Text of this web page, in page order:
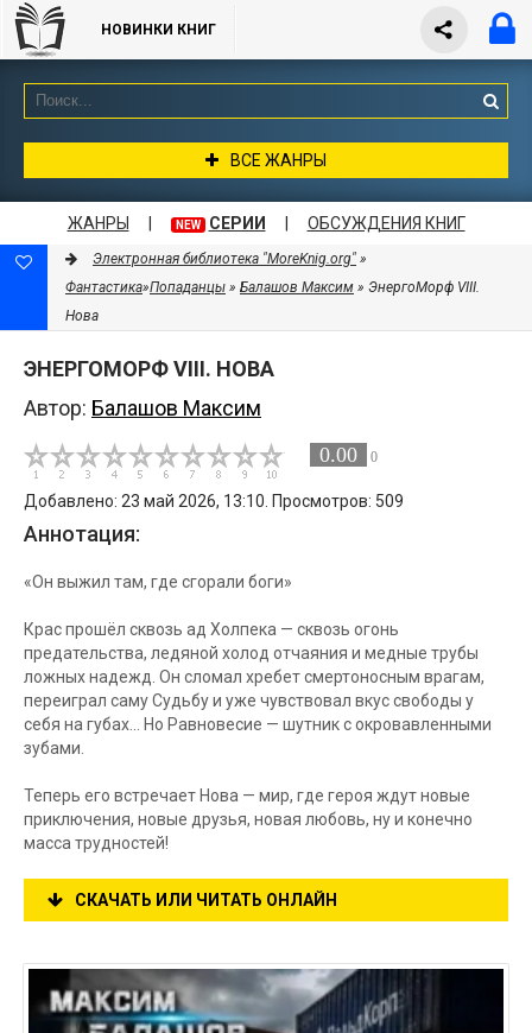
НОВИНКИ КНИГ
ВСЕ ЖАНРЫ
ЖАНРЫ NEW СЕРИИ ОБСУЖДЕНИЯ КНИГ
Электронная библиотека "MoreKnig.org" »
Фантастика»Попаданцы » Балашов Максим » ЭнергоМорф VIII.
Нова
ЭНЕРГОМОРФ VIII. НОВА
Автор: Балашов Максим
0.00 0
Добавлено: 23 май 2026, 13:10. Просмотров: 509
Аннотация:
«Он выжил там, где сгорали боги»
Крас прошёл сквозь ад Холпека — сквозь огонь
предательства, ледяной холод отчаяния и медные трубы
ложных надежд. Он сломал хребет смертоносным врагам,
переиграл саму Судьбу и уже чувствовал вкус свободы у
себя на губах... Но Равновесие — шутник с окровавленными
зубами.
Теперь его встречает Нова — мир, где героя ждут новые
приключения, новые друзья, новая любовь, ну и конечно
масса трудностей!
СКАЧАТЬ ИЛИ ЧИТАТЬ ОНЛАЙН